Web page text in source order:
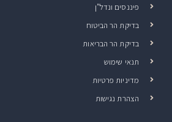
פיננסים ונדל"ן
בדיקת הר הביטוח
בדיקת הר הבריאות
תנאי שימוש
מדיניות פרטיות
הצהרת נגישות